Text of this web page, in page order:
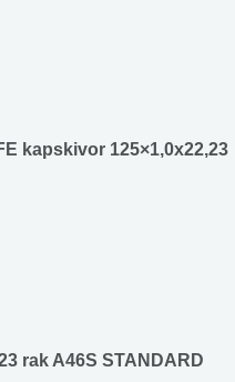
kapskivor 125×1,0x22,23
rak A46S STANDARD